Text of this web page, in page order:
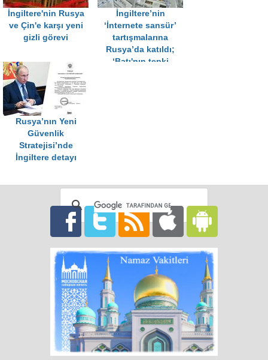
İngiltere'nin Rusya
ve Çin'e karşı yeni
gizli görevi
İngiltere’nin
‘İnternete sansür’
tartışmalarına
Rusya’da katıldı;
‘Batı'nın tepki
Rusya’nın Yeni
Güvenlik
Stratejisi’nde
İngiltere detayı